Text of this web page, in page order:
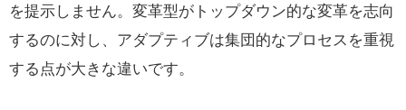
を提示しません。変革型がトップダウン的な変革を志向
するのに対し、アダプティブは集団的なプロセスを重視
する点が大きな違いです。